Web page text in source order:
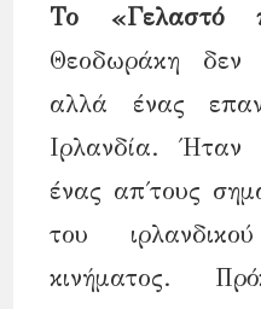
Το «Γελαστό
Θεοδωράκη δεν
αλλά ένας
Ιρλανδία.
ένας απ΄τους
του
κινήματος.